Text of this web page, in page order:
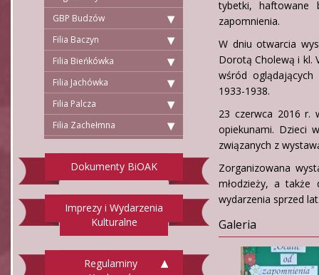
GBP Budzów
Filia Baczyn
Filia Bieńkówka
Filia Jachówka
Filia Palcza
Filia Zachełmna
Dokumenty BiOAK
Imprezy i Wydarzenia
Kulturalne
Regulaminy
tybetki,
zapomnienia.
W dniu otwarcia
Dorotą Cholewą i kl.
wśród
1933-1938.
23 czerwca 2016 r.
opiekunami. Dzieci
związanych z
Zorganizowana
młodzieży, a także
wydarzenia sprzed
Galeria